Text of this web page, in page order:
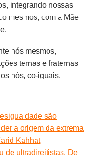
integrando nossas
mesmos, com a Mãe
nós mesmos,
ternas e fraternas
nós, co-iguais.
são
a origem da extrema
Kahhat
de ultradireitistas. De